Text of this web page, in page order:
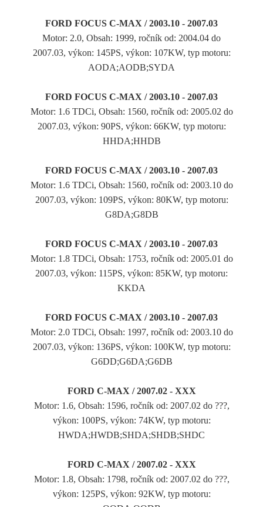
FORD FOCUS C-MAX / 2003.10 - 2007.03
Motor: 2.0, Obsah: 1999, ročník od: 2004.04 do
2007.03, výkon: 145PS, výkon: 107KW, typ motoru:
AODA;AODB;SYDA
FORD FOCUS C-MAX / 2003.10 - 2007.03
Motor: 1.6 TDCi, Obsah: 1560, ročník od: 2005.02 do
2007.03, výkon: 90PS, výkon: 66KW, typ motoru:
HHDA;HHDB
FORD FOCUS C-MAX / 2003.10 - 2007.03
Motor: 1.6 TDCi, Obsah: 1560, ročník od: 2003.10 do
2007.03, výkon: 109PS, výkon: 80KW, typ motoru:
G8DA;G8DB
FORD FOCUS C-MAX / 2003.10 - 2007.03
Motor: 1.8 TDCi, Obsah: 1753, ročník od: 2005.01 do
2007.03, výkon: 115PS, výkon: 85KW, typ motoru:
KKDA
FORD FOCUS C-MAX / 2003.10 - 2007.03
Motor: 2.0 TDCi, Obsah: 1997, ročník od: 2003.10 do
2007.03, výkon: 136PS, výkon: 100KW, typ motoru:
G6DD;G6DA;G6DB
FORD C-MAX / 2007.02 - XXX
Motor: 1.6, Obsah: 1596, ročník od: 2007.02 do ???,
výkon: 100PS, výkon: 74KW, typ motoru:
HWDA;HWDB;SHDA;SHDB;SHDC
FORD C-MAX / 2007.02 - XXX
Motor: 1.8, Obsah: 1798, ročník od: 2007.02 do ???,
výkon: 125PS, výkon: 92KW, typ motoru: